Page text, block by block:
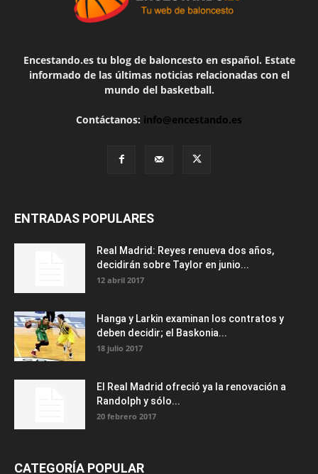
Encestando.es tu blog de baloncesto en español. Estate
informado de las últimas noticias relacionadas con el
mundo del basketball.
Contáctanos: info@encestando.es
ENTRADAS POPULARES
Real Madrid: Reyes renueva dos años,
decidirán sobre Taylor en junio...
12 abril 2017
Hanga y Larkin examinan los contratos y
deben decidir; el Baskonia...
18 julio 2017
El Real Madrid ofreció ya la renovación a
Randolph y sólo...
20 febrero 2017
CATEGORÍA POPULAR